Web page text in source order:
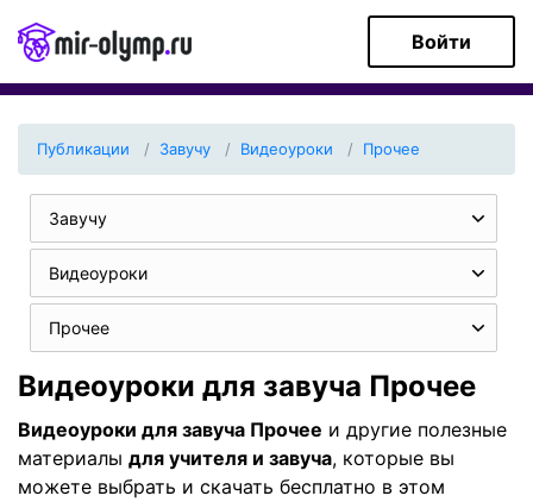
Войти
Публикации Завучу Видеоуроки Прочее
Завучу
Видеоуроки
Прочее
Видеоуроки для завуча Прочее
Видеоуроки для завуча Прочее и другие полезные
материалы для учителя и завуча, которые вы
можете выбрать и скачать бесплатно в этом